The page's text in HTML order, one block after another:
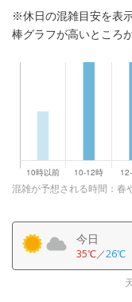
※休日の混雑目安を表
棒グラフが高いところ
混雑が予想される時間：春
今日
35℃／26℃